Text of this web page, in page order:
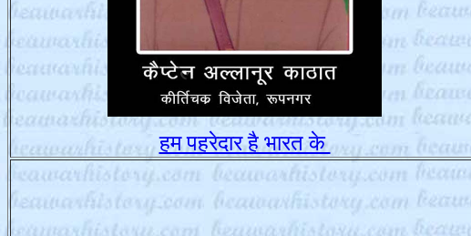
हम पहरेदार है भारत के